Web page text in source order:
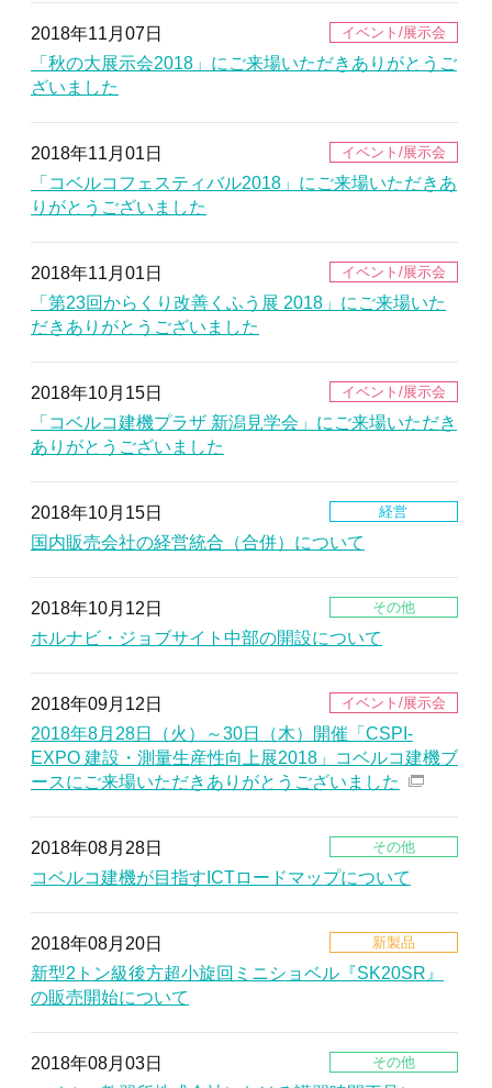
2018年11月07日
「秋の大展示会2018」にご来場いただきありがとうご
ざいました
2018年11月01日
「コベルコフェスティバル2018」にご来場いただきあ
りがとうございました
2018年11月01日
「第23回からくり改善くふう展 2018」にご来場いた
だきありがとうございました
2018年10月15日
「コベルコ建機プラザ 新潟見学会」にご来場いただき
ありがとうございました
2018年10月15日
国内販売会社の経営統合（合併）について
2018年10月12日
ホルナビ・ジョブサイト中部の開設について
2018年09月12日
2018年8月28日（火）～30日（木）開催「CSPI-
EXPO 建設・測量生産性向上展2018」コベルコ建機ブ
ースにご来場いただきありがとうございました
2018年08月28日
コベルコ建機が目指すICTロードマップについて
2018年08月20日
新型2トン級後方超小旋回ミニショベル『SK20SR』
の販売開始について
2018年08月03日